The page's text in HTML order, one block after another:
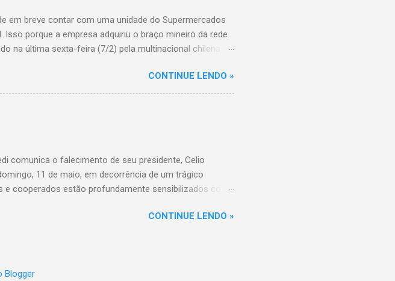
em breve contar com uma unidade do Supermercados
porque a empresa adquiriu o braço mineiro da rede
na última sexta-feira (7/2) pela multinacional chilena
455, no bairro Santo Antônio. Com a aquisição,
convertida em um Supermercados BH, acompanhando o
CONTINUE LENDO »
comunica o falecimento de seu presidente, Celio
11 de maio, em decorrência de um trágico
cooperados estão profundamente sensibilizados com
instituição, conduzindo com amor, dedicação e espírito
em breve. Sicoob Coopacredi
CONTINUE LENDO »
Blogger